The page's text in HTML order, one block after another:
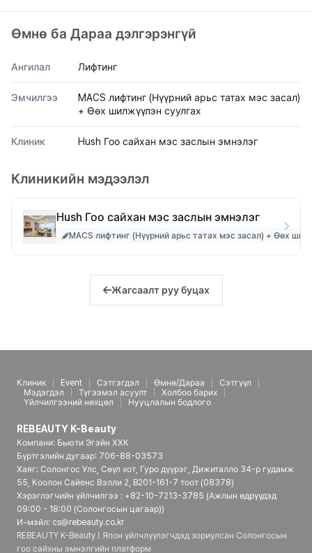
Өмнө ба Дараа дэлгэрэнгүй
Ангилал Лифтинг
Эмчилгээ
MACS лифтинг (Нүүрний арьс татах мэс засал)
+ Өөх шилжүүлэн суулгах
Клиник Hush Гоо сайхан мэс заслын эмнэлэг
Клиникийн мэдээлэл
Hush Гоо сайхан мэс заслын эмнэлэг
MACS лифтинг (Нүүрний арьс татах мэс засал) + Өөх
Жагсаалт руу буцах
Клиник Event Сэтгэгдэл Өмнө/Дараа
Сэтгүүл
Мэдэгдэл
Түгээмэл асуулт
Холбоо барих
Үйлчилгээний нөхцөл
Нууцлалын бодлого
REBEAUTY K-Beauty
Компани: Бьюти Эгэйн ХХК
Бүртгэлийн дугаар: 706-88-03573
Хаяг: Солонгос Улс, Сөүл хот, Гуро дүүрэг, Дижиталло 34-р гудамж
55, Коолон Сайенс Вэлли 2, B201-161-7 тоот (08378)
Хэрэглэгчийн үйлчилгээ : +82-10-7213-3785 (Ажлын өдрүүдэд
09:00 - 18:00 (Солонгосын цагаар))
И-мэйл: cs@rebeauty.co.kr
REBEAUTY K-Beauty | Япон үйлчлүүлэгчдэд зориулсан Солонгосын
гоо сайхны эмнэлгийн платформ